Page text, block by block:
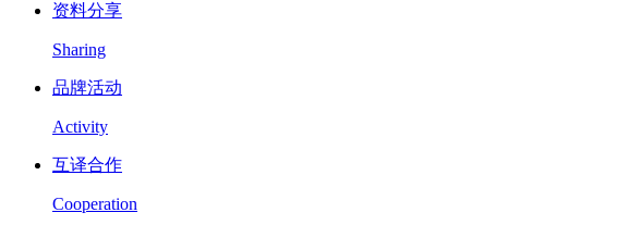
资料分享
Sharing
品牌活动
Activity
互译合作
Cooperation